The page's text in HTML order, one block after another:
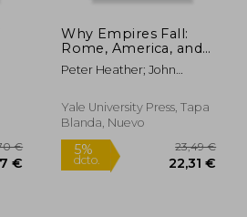
Why Empires Fall:
Rome, America, and
the Future of the
West (en Inglés)
Peter Heather; John
Yale University Press, Tapa
Blanda, Nuevo